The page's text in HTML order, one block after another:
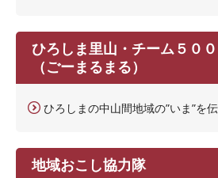
ひろしま里山・チーム５００
（ごーまるまる）
ひろしまの中山間地域の”いま”を
地域おこし協力隊